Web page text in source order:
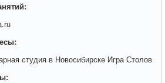
студия в Новосибирске Игра Столов